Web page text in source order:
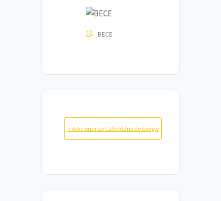
BECE
+ Adicionar ao Calendário do Google